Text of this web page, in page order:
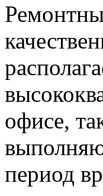
офисе,
период